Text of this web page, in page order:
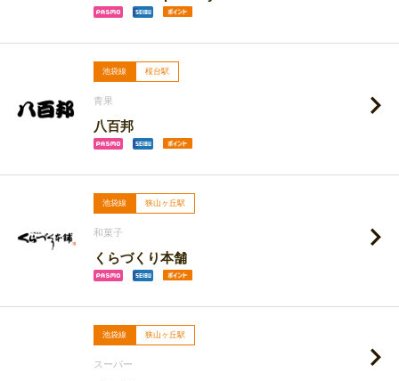
池袋線 桜台駅
青果
八百邦
池袋線 狭山ヶ丘駅
和菓子
くらづくり本舗
池袋線 狭山ヶ丘駅
スーパー